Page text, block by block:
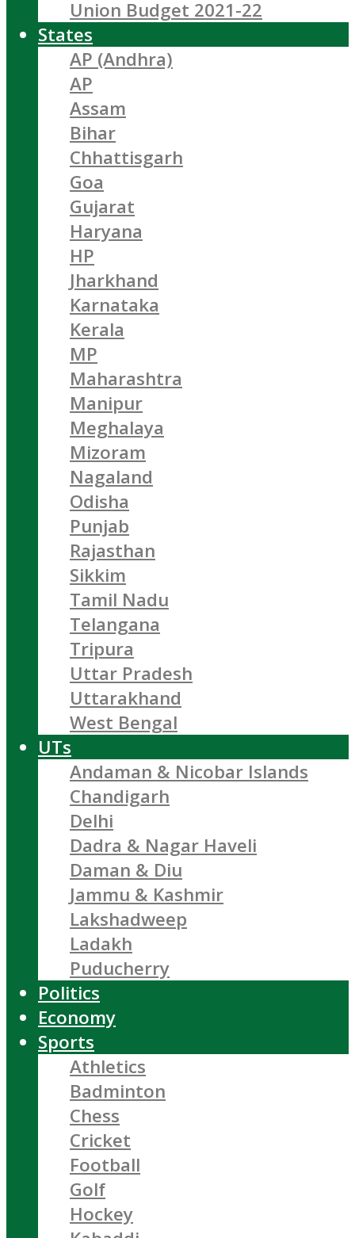
Union Budget 2021-22
States
AP (Andhra)
AP
Assam
Bihar
Chhattisgarh
Goa
Gujarat
Haryana
HP
Jharkhand
Karnataka
Kerala
MP
Maharashtra
Manipur
Meghalaya
Mizoram
Nagaland
Odisha
Punjab
Rajasthan
Sikkim
Tamil Nadu
Telangana
Tripura
Uttar Pradesh
Uttarakhand
West Bengal
UTs
Andaman & Nicobar Islands
Chandigarh
Delhi
Dadra & Nagar Haveli
Daman & Diu
Jammu & Kashmir
Lakshadweep
Ladakh
Puducherry
Politics
Economy
Sports
Athletics
Badminton
Chess
Cricket
Football
Golf
Hockey